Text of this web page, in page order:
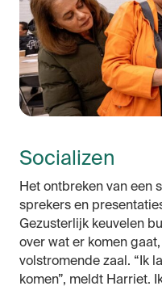
Socializen
Het ontbreken van een
sprekers en
Gezusterlijk keuvelen
over wat er komen
volstromende zaal. “Ik
komen”, meldt Harriet.